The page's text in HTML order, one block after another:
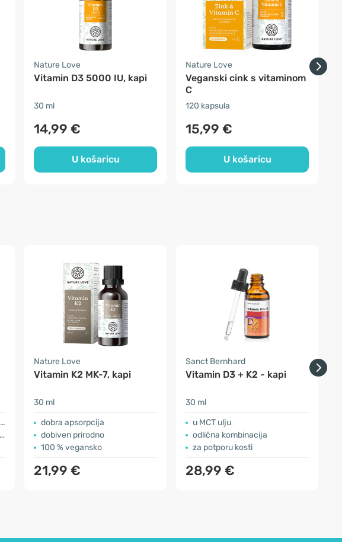
Nature Love
Vitamin D3 5000 IU, kapi
30 ml
14,99 €
U košaricu
Nature Love
Veganski cink s vitaminom
C
120 kapsula
15,99 €
U košaricu
Nature Love
Vitamin K2 MK-7, kapi
30 ml
dobra apsorpcija
dobiven prirodno
100 % vegansko
21,99 €
Sanct Bernhard
Vitamin D3 + K2 - kapi
30 ml
u MCT ulju
odlična kombinacija
za potporu kosti
28,99 €